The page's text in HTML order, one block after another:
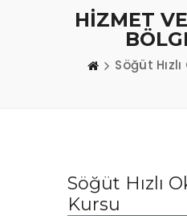
HİZMET
Söğüt
Söğüt Hızlı
Kursu